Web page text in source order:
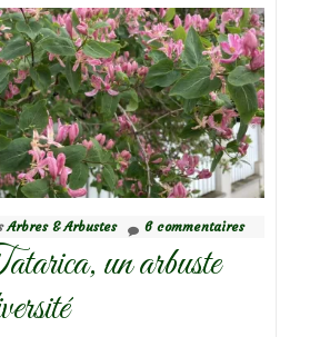
Focus
sur
le
rosier
Breeze
Hill
Arbres & Arbustes 6 commentaires
un arbuste